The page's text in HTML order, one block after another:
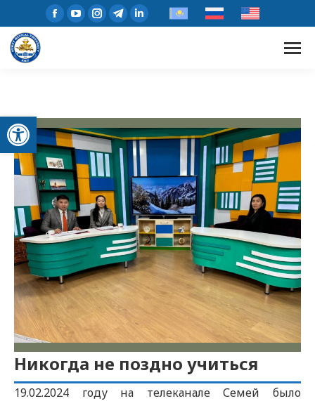
Открыть панель инструментов
Никогда не поздно учиться
19.02.2024 году на телеканале Семей было